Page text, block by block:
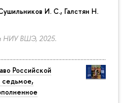
И. С., Галстян Н.
НИУ ВШЭ, 2025.
Российской